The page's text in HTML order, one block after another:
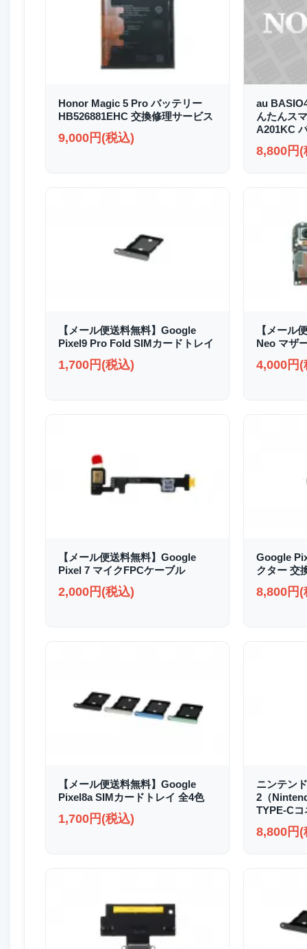
Honor Magic 5 Pro バッテリー
HB526881EHC 交換修理サービス
9,000円(税込)
au
んたんス
A201KC
8,800円(
【メール便送料無料】Google
Pixel9 Pro Fold SIMカードトレイ
1,700円(税込)
【メール
Neo マザ
4,000円(
【メール便送料無料】Google
Pixel 7 マイクFPCケーブル
2,000円(税込)
Google
クター 交
8,800円(
【メール便送料無料】Google
Pixel8a SIMカードトレイ 全4色
1,700円(税込)
ニンテン
2（
TYPE-C
8,800円(